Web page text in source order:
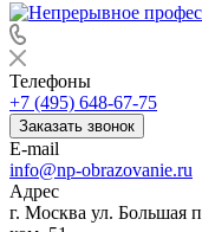
Телефоны
+7 (495) 648-67-75
Заказать звонок
E-mail
info@np-obrazovanie.ru
Адрес
г. Москва ул. Большая